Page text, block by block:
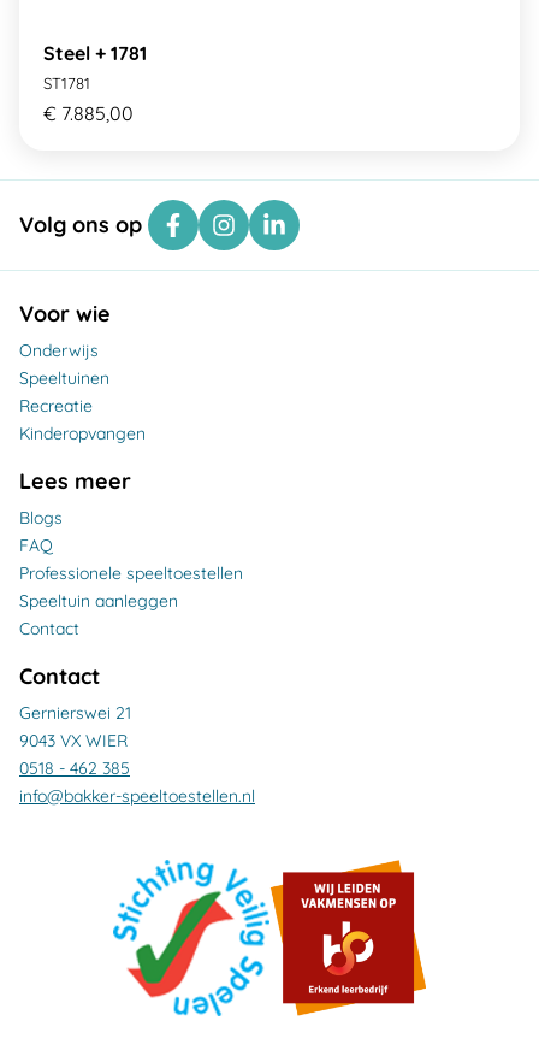
Steel + 1781
ST1781
€ 7.885,00
Volg ons op
Voor wie
Onderwijs
Speeltuinen
Recreatie
Kinderopvangen
Lees meer
Blogs
FAQ
Professionele speeltoestellen
Speeltuin aanleggen
Contact
Contact
Gernierswei 21
9043 VX WIER
0518 - 462 385
info@bakker-speeltoestellen.nl